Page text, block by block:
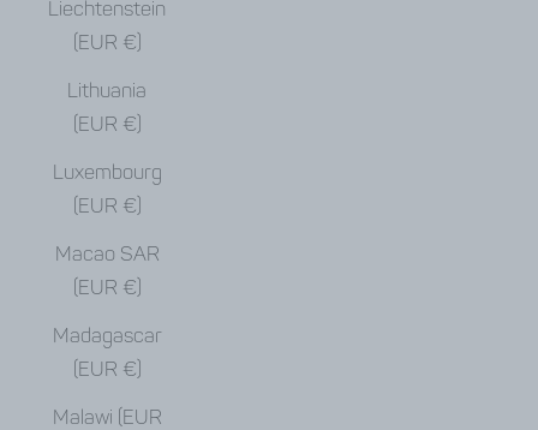
Liechtenstein
(EUR €)
Lithuania
(EUR €)
Luxembourg
(EUR €)
Macao SAR
(EUR €)
Madagascar
(EUR €)
Malawi (EUR